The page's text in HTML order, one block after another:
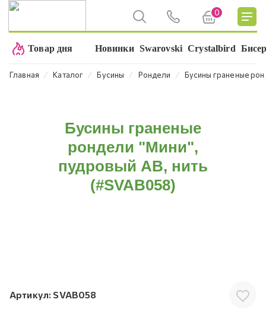
0
Товар дня Новинки Swarovski Crystalbird
Главная ⁄ Каталог ⁄ Бусины ⁄ Рондели ⁄ Бусины граненые
Бусины граненые
рондели "Мини",
пудровый AB, нить
(#SVAB058)
Артикул: SVAB058